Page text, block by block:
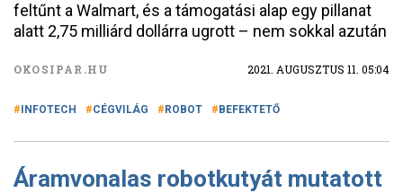
feltűnt a Walmart, és a támogatási alap egy pillanat
alatt 2,75 milliárd dollárra ugrott – nem sokkal azután
OKOSIPAR.HU 2021. AUGUSZTUS 11. 05:04
INFOTECH CÉGVILÁG ROBOT BEFEKTETŐ
Áramvonalas robotkutyát mutatott